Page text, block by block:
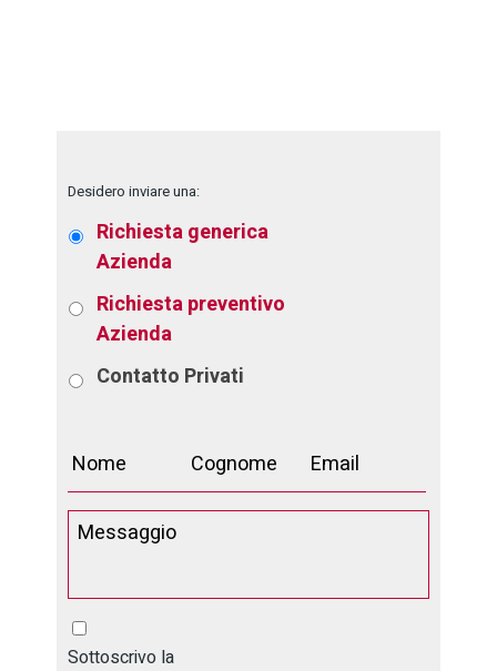
Desidero inviare una:
Richiesta generica
Azienda
Richiesta preventivo
Azienda
Contatto Privati
Sottoscrivo la